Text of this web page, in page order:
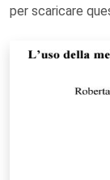
per scaricare